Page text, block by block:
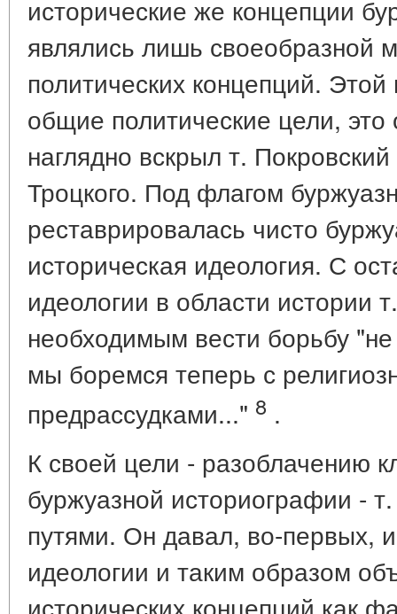
исторические же концепции
являлись лишь своеобразной
политических концепций.
общие политические цели, это
наглядно вскрыл т.
Троцкого. Под флагом
реставрировалась чисто
историческая идеология. С
идеологии в области истории
необходимым вести борьбу
мы боремся теперь с
предрассудками..." 8 .
К своей цели - разоблачению
буржуазной историографии -
путями. Он давал, во-первых,
идеологии и таким образом
исторических концепций как